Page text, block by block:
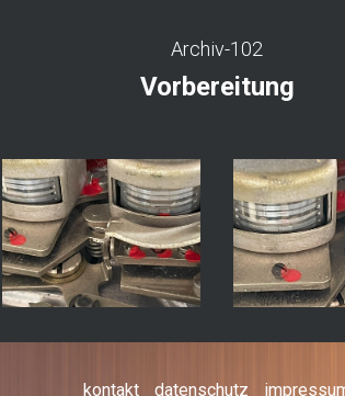
Archiv-102
Vorbereitung
kontakt datenschutz